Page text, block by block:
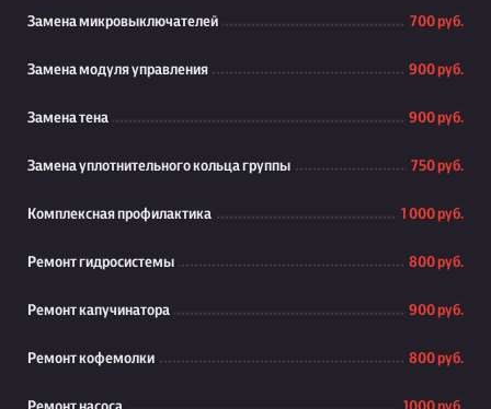
Замена микровыключателей 700 руб.
Замена модуля управления 900 руб.
Замена тена 900 руб.
Замена уплотнительного кольца группы 750 руб.
Комплексная профилактика 1 000 руб.
Ремонт гидросистемы 800 руб.
Ремонт капучинатора 900 руб.
Ремонт кофемолки 800 руб.